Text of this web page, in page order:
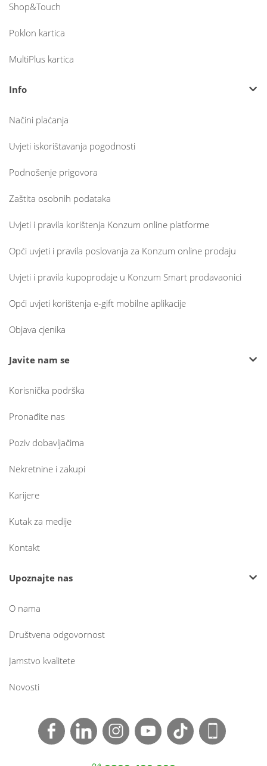
Shop&Touch
Poklon kartica
MultiPlus kartica
Info
Načini plaćanja
Uvjeti iskorištavanja pogodnosti
Podnošenje prigovora
Zaštita osobnih podataka
Uvjeti i pravila korištenja Konzum online platforme
Opći uvjeti i pravila poslovanja za Konzum online prodaju
Uvjeti i pravila kupoprodaje u Konzum Smart prodavaonici
Opći uvjeti korištenja e-gift mobilne aplikacije
Objava cjenika
Javite nam se
Korisnička podrška
Pronađite nas
Poziv dobavljačima
Nekretnine i zakupi
Karijere
Kutak za medije
Kontakt
Upoznajte nas
O nama
Društvena odgovornost
Jamstvo kvalitete
Novosti